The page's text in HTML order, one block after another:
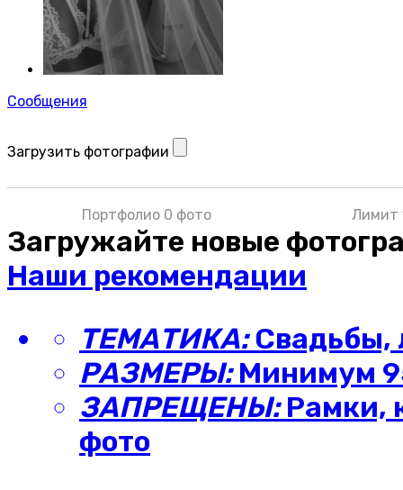
Сообщения
Загрузить фотографии
Портфолио 0 фото Лимит
Загружайте новые
Наши рекомендации
ТЕМАТИКА:Свадьбы,
РАЗМЕРЫ:Минимум
ЗАПРЕЩЕНЫ:Рамки,
фото